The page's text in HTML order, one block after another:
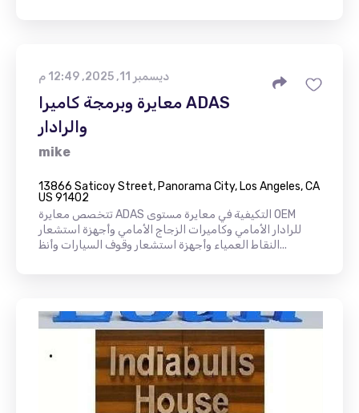
ديسمبر 11, 2025, 12:49 م
معايرة وبرمجة كاميرا ADAS
والرادار
mike
13866 Saticoy Street, Panorama City, Los Angeles, CA
US 91402
تتخصص معايرة ADAS التكيفية في معايرة مستوى OEM
للرادار الأمامي وكاميرات الزجاج الأمامي وأجهزة استشعار
النقاط العمياء وأجهزة استشعار وقوف السيارات وأنظ...